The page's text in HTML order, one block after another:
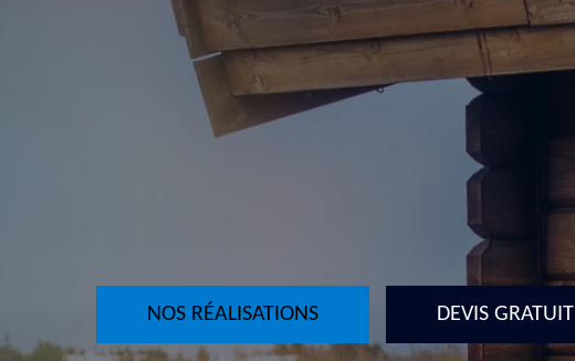
NOS RÉALISATIONS DEVIS GRATUIT